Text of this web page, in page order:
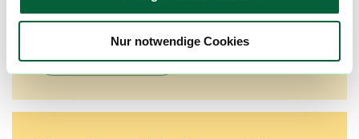
Nur notwendige Cookies
exklusive Angebote zu erhalten!
Jetzt registrieren